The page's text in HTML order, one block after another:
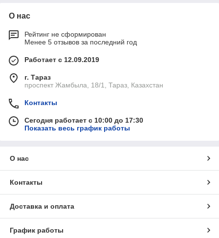
О нас
Рейтинг не сформирован
Менее 5 отзывов за последний год
Работает с 12.09.2019
г. Тараз
проспект Жамбыла, 18/1, Тараз, Казахстан
Контакты
Сегодня работает с 10:00 до 17:30
Показать весь график работы
О нас
Контакты
Доставка и оплата
График работы